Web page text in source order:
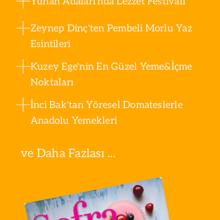
Zeynep Dinç'ten Pembeli Morlu Yaz
Esintileri
Kuzey Ege'nin En Güzel Yeme&İçme
Noktaları
İnci Bak'tan Yöresel Domateslerle
Anadolu Yemekleri
ve Daha Fazlası ...